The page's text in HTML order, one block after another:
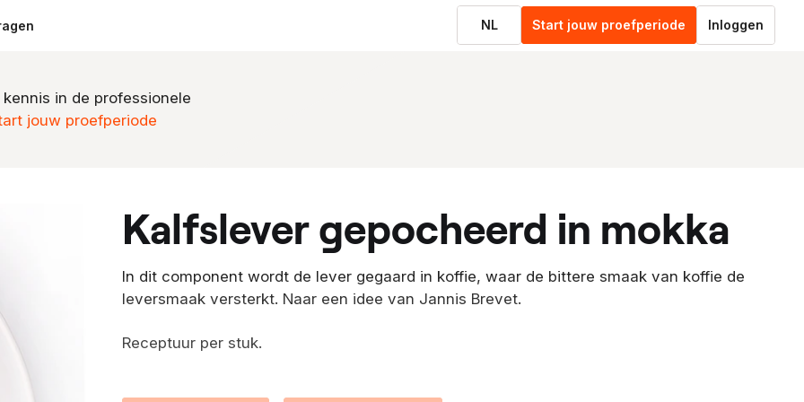
NL Start jouw proefperiode Inloggen
in de professionele
jouw proefperiode
kalfslever gepocheerd in mokka
In dit component wordt de lever gegaard in koffie, waar de bittere smaak van koffie de
leversmaak versterkt. Naar een idee van Jannis Brevet.
Receptuur per stuk.